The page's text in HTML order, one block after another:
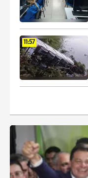
11:57